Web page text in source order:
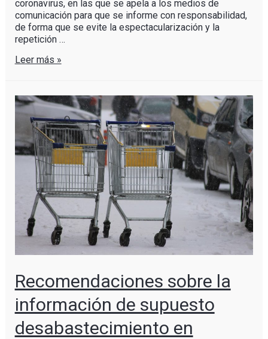
coronavirus, en las que se apela a los medios de
comunicación para que se informe con responsabilidad,
de forma que se evite la espectacularización y la
repetición …
Leer más »
Recomendaciones sobre la
información de supuesto
desabastecimiento en